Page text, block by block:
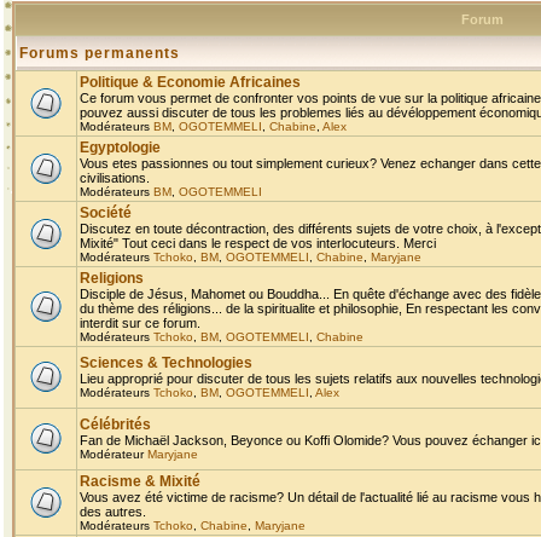
Forum
Forums permanents
Politique & Economie Africaines
Ce forum vous permet de confronter vos points de vue sur la politique
pouvez aussi discuter de tous les problemes liés au dévéloppement
Modérateurs BM OGOTEMMELI Chabine Alex
Egyptologie
Vous etes passionnes ou tout simplement curieux? Venez echanger dans
civilisations.
Modérateurs BM OGOTEMMELI
Société
Discutez en toute décontraction, des différents sujets de votre choix, à
Mixité" Tout ceci dans le respect de vos interlocuteurs. Merci
Modérateurs Tchoko BM OGOTEMMELI Chabine Maryjane
Religions
Disciple de Jésus, Mahomet ou Bouddha... En quête d'échange avec des
du thème des réligions... de la spiritualite et philosophie, En respectant les
interdit sur ce forum.
Modérateurs Tchoko BM OGOTEMMELI Chabine
Sciences & Technologies
Lieu approprié pour discuter de tous les sujets relatifs aux nouvelles
Modérateurs Tchoko BM OGOTEMMELI Alex
Célébrités
Fan de Michaël Jackson, Beyonce ou Koffi Olomide? Vous pouvez échanger
ModérateurMaryjane
Racisme & Mixité
Vous avez été victime de racisme? Un détail de l'actualité lié au racisme
des autres.
Modérateurs Tchoko Chabine Maryjane